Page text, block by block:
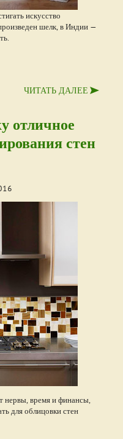
искусство
шелк, в Индии —
ЧИТАТЬ ДАЛЕЕ
отличное
стен
нервы, время и финансы,
для облицовки стен